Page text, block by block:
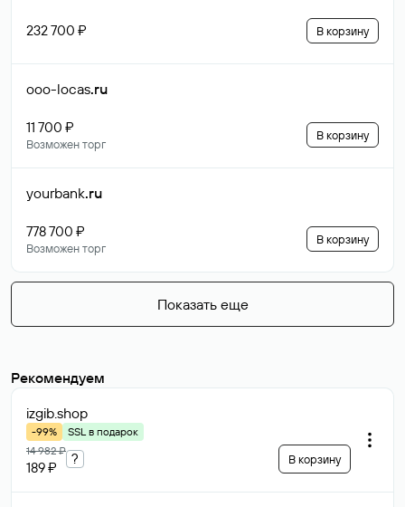
232 700 ₽ В корзину
ooo-locas.ru
11 700 ₽
Возможен торг
В корзину
yourbank.ru
778 700 ₽
Возможен торг
В корзину
Показать еще
Рекомендуем
izgib.shop
-99%
SSL в подарок
14 982 ₽
189 ₽
? В корзину